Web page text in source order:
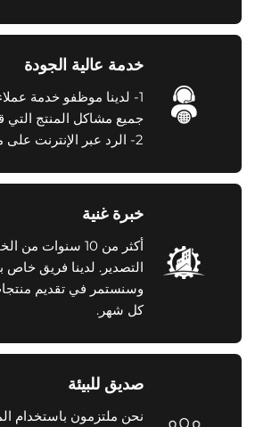
خدمة عالية الجودة
1- لدينا موظفو خدمة
جميع مشاكل المنتج التي
2- الرد عبر الإنترنت على مدار 24 ساعة.
خبرة غنية
أكثر من 10 سنوات
التصدير. لدينا فريق خاص
وسنستمر في تقديم
كل شهر.
صديق للبيئة
نحن ملتزمون باستخدام